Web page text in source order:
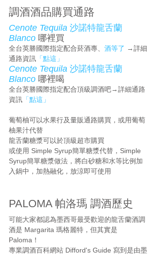
調酒酒品購買通路
Cenote Tequila 沙諾特龍舌蘭
Blanco 哪裡買
全台英勝國際指定配合菸酒專、 酒等了 →詳細
通路資訊 「點這」
Cenote Tequila 沙諾特龍舌蘭
Blanco 哪裡喝
全台英勝國際指定配合頂級調酒吧→詳細通路
資訊 「點這」
葡萄柚可以水果行及量販通路購買，或用葡萄
柚果汁代替
龍舌蘭糖漿可以於頂級超市購買
或使用 Simple Syrup簡單糖漿代替，Simple
Syrup簡單糖漿做法，將白砂糖和水等比例加
入鍋中，加熱融化，放涼即可使用
PALOMA 帕洛瑪 調酒歷史
可能大家都認為墨西哥最受歡迎的龍舌蘭酒調
酒是 Margarita 瑪格麗特，但其實是
Paloma！
專業調酒百科網站 Difford's Guide 寫到是由墨